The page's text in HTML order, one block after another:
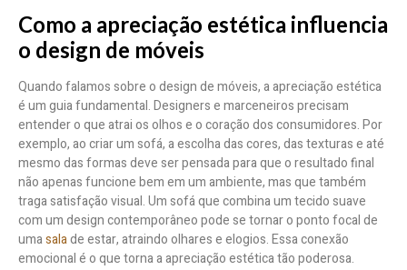
Como a apreciação estética influencia
o design de móveis
Quando falamos sobre o design de móveis, a apreciação estética
é um guia fundamental. Designers e marceneiros precisam
entender o que atrai os olhos e o coração dos consumidores. Por
exemplo, ao criar um sofá, a escolha das cores, das texturas e até
mesmo das formas deve ser pensada para que o resultado final
não apenas funcione bem em um ambiente, mas que também
traga satisfação visual. Um sofá que combina um tecido suave
com um design contemporâneo pode se tornar o ponto focal de
umasalade estar, atraindo olhares e elogios. Essa conexão
emocional é o que torna a apreciação estética tão poderosa.